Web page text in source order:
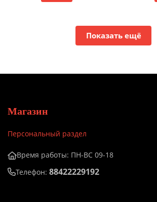
Показать ещё
Магазин
Персональный раздел
Время работы: ПН-ВС 09-18
Телефон: 88422229192